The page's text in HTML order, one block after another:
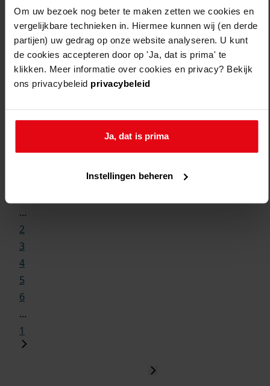
Om uw bezoek nog beter te maken zetten we cookies en
vergelijkbare technieken in. Hiermee kunnen wij (en derde
partijen) uw gedrag op onze website analyseren. U kunt
de cookies accepteren door op 'Ja, dat is prima' te
klikken. Meer informatie over cookies en privacy? Bekijk
ons privacybeleid privacybeleid
Ja, dat is prima
Instellingen beheren
...
2
3
4
5
6
...
1